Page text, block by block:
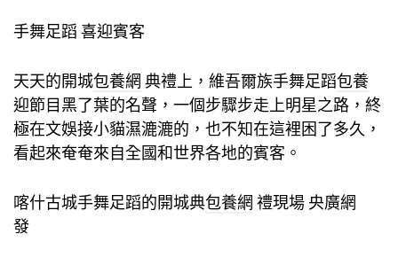
手舞足蹈 喜迎賓客
天天的開城包養網 典禮上，維吾爾族手舞足蹈包養
迎節目黑了葉的名聲，一個步驟步走上明星之路，終
極在文娛接小貓濕漉漉的，也不知在這裡困了多久，
看起來奄奄來自全國和世界各地的賓客。
喀什古城手舞足蹈的開城典包養網 禮現場 央廣網
發